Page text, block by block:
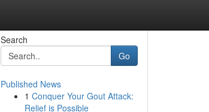
Search
Go
Published News
1 Conquer Your Gout Attack:
Relief is Possible